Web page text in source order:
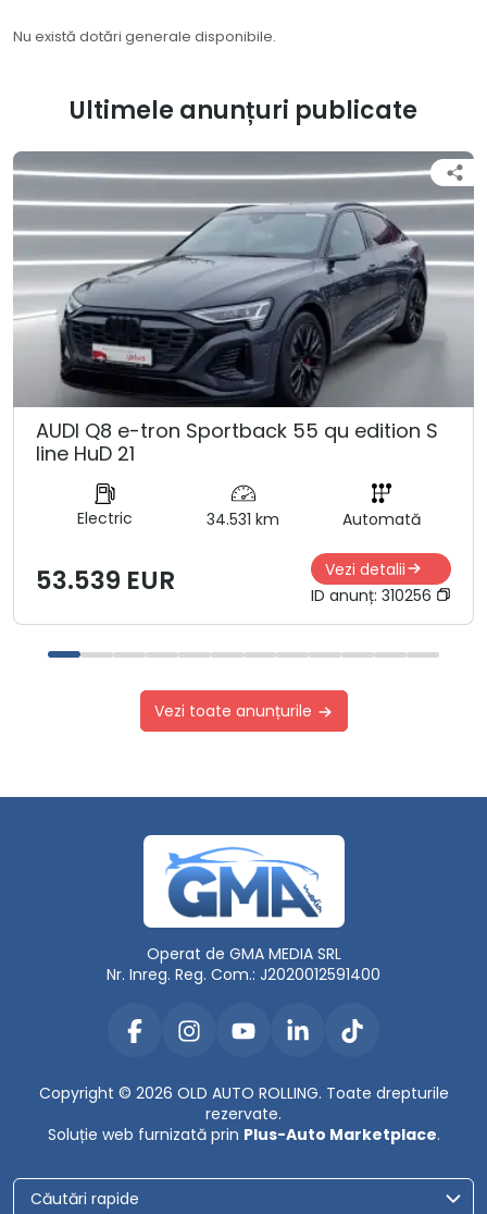
Nu există dotări generale disponibile.
Ultimele anunțuri publicate
AUDI Q8 e-tron Sportback 55 qu edition S
line HuD 21
Electric 34.531 km Automată
53.539 EUR
Vezi detalii
ID anunț: 310256
Vezi toate anunțurile
Operat de GMA MEDIA SRL
Nr. Inreg. Reg. Com.: J2020012591400
Copyright © 2026 OLD AUTO ROLLING. Toate drepturile
rezervate.
Soluție web furnizată prin Plus-Auto Marketplace.
Căutări rapide